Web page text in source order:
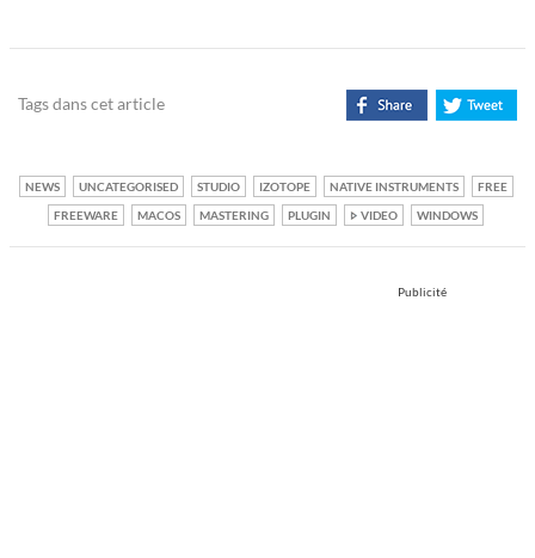
Tags dans cet article
NEWS UNCATEGORISED STUDIO IZOTOPE NATIVE INSTRUMENTS
FREE
FREEWARE
MACOS MASTERING PLUGIN VIDEO WINDOWS
Publicité